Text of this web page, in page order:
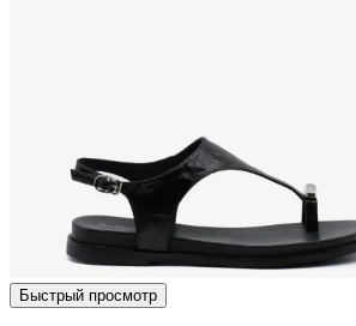
Быстрый просмотр